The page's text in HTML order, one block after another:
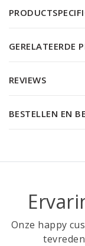
GERELATEERDE
REVIEWS
BESTELLEN EN
Onze happy